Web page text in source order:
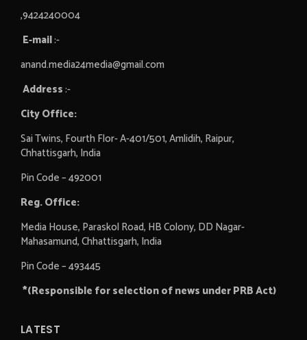
,9424240004
E-mail:-
anand.media24media@gmail.com
Address:-
City Office:
Sai Twins, Fourth Flor- A-401/501, Amlidih, Raipur,
Chhattisgarh, India
Pin Code – 492001
Reg. Office:
Media House, Paraskol Road, HB Colony, DD Nagar-
Mahasamund, Chhattisgarh, India
Pin Code – 493445
*(Responsible for selection of news under PRB Act)
LATEST